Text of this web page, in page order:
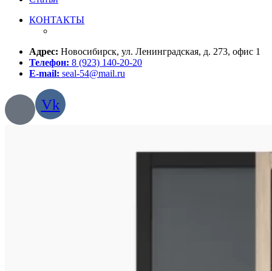
КОНТАКТЫ
Адрес: Новосибирск, ул. Ленинградская, д. 273, офис 1
Телефон: 8 (923) 140-20-20
E-mail: seal-54@mail.ru
Vk